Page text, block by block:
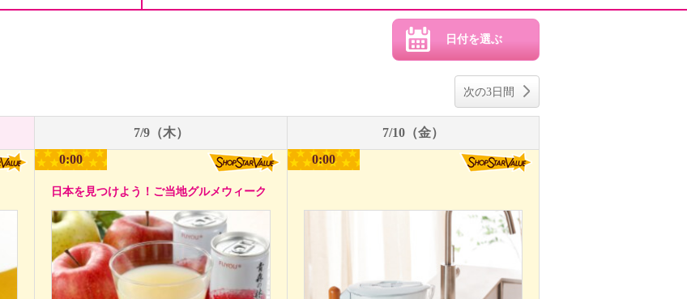
次の3日間
7/9（木） 7/10（金）
0:00
日本を見つけよう！ご当地グルメウィーク
0:00